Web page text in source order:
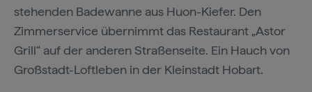
stehenden Badewanne aus Huon-Kiefer. Den
Zimmerservice übernimmt das Restaurant „Astor
Grill“ auf der anderen Straßenseite. Ein Hauch von
Großstadt-Loftleben in der Kleinstadt Hobart.